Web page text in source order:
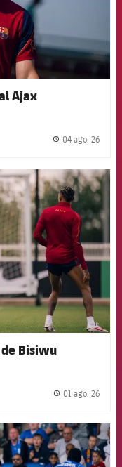
Ajax
04 ago. 26
badge
Bisiwu
01 ago. 26
badge